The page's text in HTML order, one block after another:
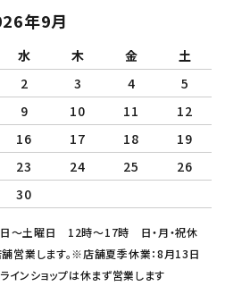
年9月
水 木 金
土
2 3 4
5
9 10 11
12
16 17 18
19
23 24 25
26
30
日～土曜日 12時～17時 日・月・祝休
舗営業します。※店舗夏季休業：8月13日
インショップは休まず営業します